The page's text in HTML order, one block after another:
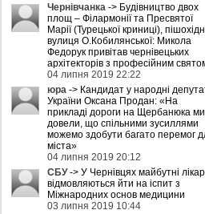
Чернівчанка -> Будівництво двох
площ – Філармонії та Пресвятої
Марії (Турецької криниці),
вулиця О.Кобилянської: Микола
Федорук привітав чернівецьких
архітекторів з професійним
04 липня 2019 22:22
юра -> Кандидат у народні
України Оксана Продан: «На
прикладі дороги на Щербанюка ми
довели, що спільними зусиллями
можемо здобути багато перемог
міста»
04 липня 2019 20:12
СБУ-> У Чернівцях майбутні
відмовляються йти на іспит з
Міжнародних основ медицини
03 липня 2019 10:44